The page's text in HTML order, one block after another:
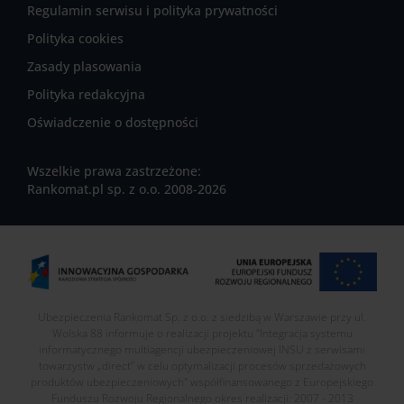
Regulamin serwisu i polityka prywatności
Polityka cookies
Zasady plasowania
Polityka redakcyjna
Oświadczenie o dostępności
Wszelkie prawa zastrzeżone:
Rankomat.pl sp. z o.o. 2008-2026